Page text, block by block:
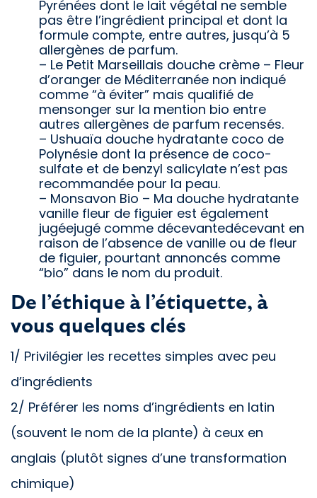
Pyrénées dont le lait végétal ne semble
pas être l’ingrédient principal et dont la
formule compte, entre autres, jusqu’à 5
allergènes de parfum.
– Le Petit Marseillais douche crème – Fleur
d’oranger de Méditerranée non indiqué
comme “à éviter” mais qualifié de
mensonger sur la mention bio entre
autres allergènes de parfum recensés.
– Ushuaïa douche hydratante coco de
Polynésie dont la présence de coco-
sulfate et de benzyl salicylate n’est pas
recommandée pour la peau.
– Monsavon Bio – Ma douche hydratante
vanille fleur de figuier est également
jugéejugé comme décevantedécevant en
raison de l’absence de vanille ou de fleur
de figuier, pourtant annoncés comme
“bio” dans le nom du produit.
De l’éthique à l’étiquette, à
vous quelques clés
1/ Privilégier les recettes simples avec peu
d’ingrédients
2/ Préférer les noms d’ingrédients en latin
(souvent le nom de la plante) à ceux en
anglais (plutôt signes d’une transformation
chimique)